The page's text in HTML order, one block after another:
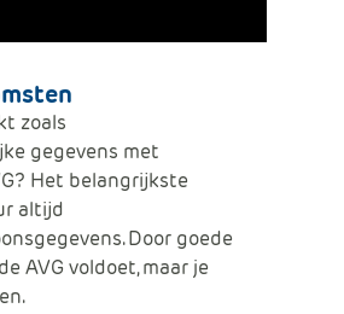
zoals
gegevens met
Het belangrijkste
altijd
Door goede
AVG voldoet, maar je